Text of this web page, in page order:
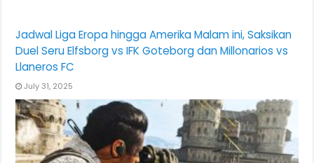
Jadwal Liga Eropa hingga Amerika Malam ini, Saksikan
Duel Seru Elfsborg vs IFK Goteborg dan Millonarios vs
Llaneros FC
July 31, 2025